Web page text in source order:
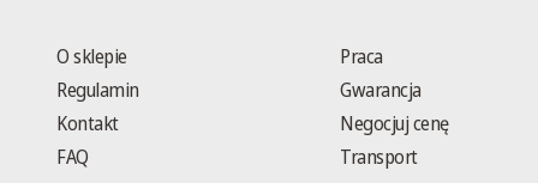
O sklepie
Regulamin
Kontakt
FAQ
Praca
Gwarancja
Negocjuj cenę
Transport